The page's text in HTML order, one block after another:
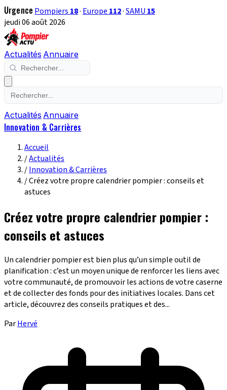
Urgence Pompiers 18· Europe 112·SAMU 15
jeudi 06 août 2026
Actualités Annuaire
Actualités Annuaire
Innovation & Carrières
Accueil
/Actualités
/Innovation & Carrières
/Créez votre propre calendrier pompier : conseils et
astuces
Créez votre propre calendrier pompier :
conseils et astuces
Un calendrier pompier est bien plus qu’un simple outil de
planification : c’est un moyen unique de renforcer les liens avec
votre communauté, de promouvoir les actions de votre caserne
et de collecter des fonds pour des initiatives locales. Dans cet
article, découvrez des conseils pratiques et des...
ParHervé